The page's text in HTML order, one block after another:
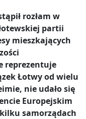
rozłam w
partii
mieszkających
reprezentuje
Łotwy od wielu
nie udało się
Europejskim
samorządach